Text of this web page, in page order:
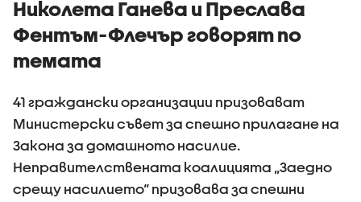
Николета Ганева и Преслава
Фентъм-Флечър говорят по
темата
41 граждански организации призовават
Министерски съвет за спешно прилагане на
Закона за домашното насилие.
Неправителствената коалицията „Заедно
срещу насилието“ призовава за спешни